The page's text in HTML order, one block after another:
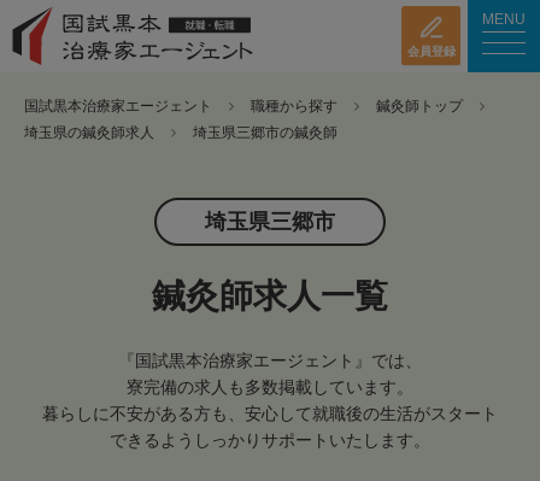
会員登録
MENU
国試黒本治療家エージェント 職種から探す
鍼灸師トップ
埼玉県の鍼灸師求人
埼玉県三郷市の鍼灸師
埼玉県三郷市
鍼灸師求人一覧
『国試黒本治療家エージェント』では、
寮完備の求人も多数掲載しています。
暮らしに不安がある方も、安心して就職後の生活がスタート
できるようしっかりサポートいたします。